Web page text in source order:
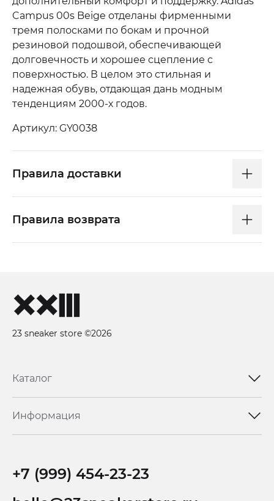
Campus 00s Beige отделаны фирменными
тремя полосками по бокам и прочной
резиновой подошвой, обеспечивающей
долговечность и хорошее сцепление с
поверхностью. В целом это стильная и
надежная обувь, отдающая дань модным
тенденциям 2000-х годов.
Артикул: GY0038
Правила доставки
Правила возврата
23 sneaker store ©2026
Каталог
Информация
+7 (999) 454-23-23